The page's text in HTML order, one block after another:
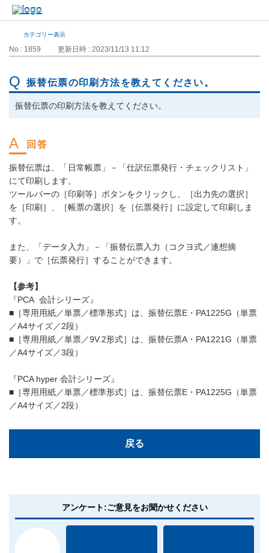
カテゴリー表示
No : 1859 更新日時 : 2023/11/13 11:12
振替伝票の印刷方法を教えてください。
振替伝票の印刷方法を教えてください。
振替伝票は、「日常帳票」－「仕訳伝票発行・チェックリスト」
にて印刷します。
ツールバーの［印刷等］ボタンをクリックし、［出力先の選択］
を［印刷］、［帳票の選択］を［伝票発行］に設定して印刷しま
す。
また、「データ入力」－「振替伝票入力（コクヨ式／連想摘
要）」で［伝票発行］することができます。
【参考】
『PCA 会計シリーズ』
■［専用用紙／単票／標準形式］は、振替伝票E・PA1225G（単票
／A4サイズ／2段）
■［専用用紙／単票／9V.2形式］は、振替伝票A・PA1221G（単票
／A4サイズ／3段）
『PCA hyper 会計シリーズ』
■［専用用紙／単票／標準形式］は、振替伝票E・PA1225G（単票
／A4サイズ／2段）
戻る
アンケート:ご意見をお聞かせください